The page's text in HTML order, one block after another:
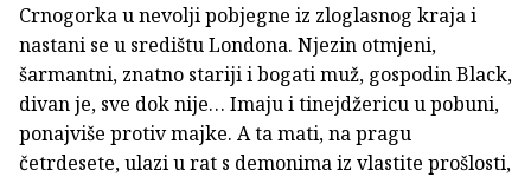
Crnogorka u nevolji pobjegne iz zloglasnog kraja i
nastani se u središtu Londona. Njezin otmjeni,
šarmantni, znatno stariji i bogati muž, gospodin Black,
divan je, sve dok nije… Imaju i tinejdžericu u pobuni,
ponajviše protiv majke. A ta mati, na pragu
četrdesete, ulazi u rat s demonima iz vlastite prošlosti,